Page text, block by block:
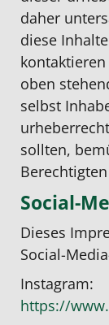
daher
diese
oben
selbst
sollten,
Social-
Dieses
Social-
Instagram:
https://